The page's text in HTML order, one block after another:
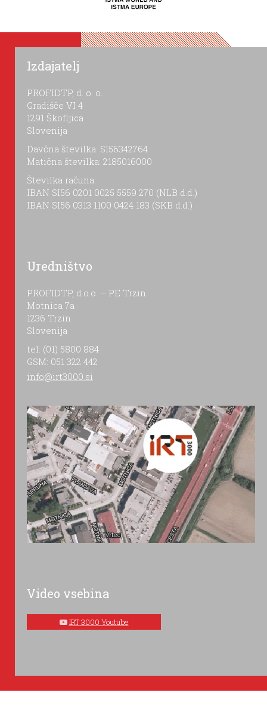
Izdajatelj
PROFIDTP, d. o. o.
Gradišče VI 4
1291 Škofljica
Slovenija
Davčna številka: SI56342764
Matična številka: 2185016000
Številka računa:
IBAN SI56 0201 0025 5559 270 (NLB d.d.)
IBAN SI56 0313 1100 0424 183 (SKB d.d.)
Uredništvo
PROFIDTP, d.o.o. – PE Trzin
Motnica 7a
1236 Trzin
Slovenija
tel: (01) 5800 884
GSM: 051 322 442
info@irt3000.si
Video vsebina
IRT 3000 Youtube